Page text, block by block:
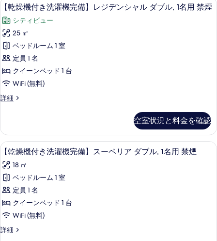
べ
て
の
写
真
を
表
示
細
【禁
煙】
1
～
2
名
様
※
洗
乾
燥
機
な
し
の
す
べ
て
ツ
ン
【禁
煙】
～
2
名
様
※
洗
燥
機
な
し
の
詳
細
燥
機
付
き
洗
濯
完
レ
ジ
デ
ン
シ
ャ
ル
ダ
ブ
10
【乾燥機付き洗濯機完備】レジデンシャル ダブル, 1名用 禁煙
シティビュー
25 ㎡
ベッドルーム 1 室
定員 1 名
クイーンベッド 1 台
WiFi (無料)
詳細
【乾
き
洗
濯
完
備】
レ
ジ
デ
ン
シ
ャ
空室状況と料金を確認
【乾
燥
機
付
き
洗
機
セーフティボックス (室内)、防音設
13
【乾燥機付き洗濯機完備】スーペリア ダブル, 1名用 禁煙
18 ㎡
ベッドルーム 1 室
定員 1 名
クイーンベッド 1 台
WiFi (無料)
詳細
【乾